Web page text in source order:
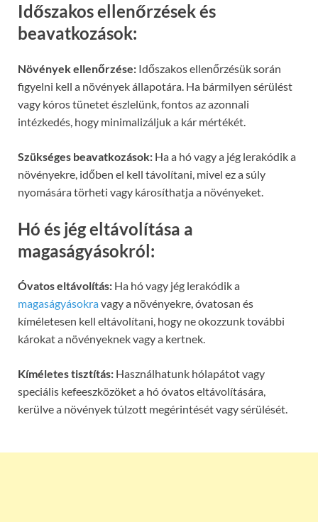
Időszakos ellenőrzések és
beavatkozások:
Növények ellenőrzése: Időszakos ellenőrzésük során
figyelni kell a növények állapotára. Ha bármilyen sérülést
vagy kóros tünetet észlelünk, fontos az azonnali
intézkedés, hogy minimalizáljuk a kár mértékét.
Szükséges beavatkozások: Ha a hó vagy a jég lerakódik a
növényekre, időben el kell távolítani, mivel ez a súly
nyomására törheti vagy károsíthatja a növényeket.
Hó és jég eltávolítása a
magaságyásokról:
Óvatos eltávolítás: Ha hó vagy jég lerakódik a
magaságyásokravagy a növényekre, óvatosan és
kíméletesen kell eltávolítani, hogy ne okozzunk további
károkat a növényeknek vagy a kertnek.
Kíméletes tisztítás: Használhatunk hólapátot vagy
speciális kefeeszközöket a hó óvatos eltávolítására,
kerülve a növények túlzott megérintését vagy sérülését.